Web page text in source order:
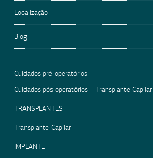
Localização
Blog
Cuidados pré-operatórios
Cuidados pós operatórios – Transplante Capilar
TRANSPLANTES
Transplante Capilar
IMPLANTE